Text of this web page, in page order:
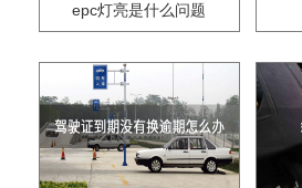
epc灯亮是什么问题